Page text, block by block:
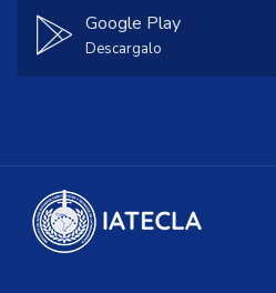
Google Play
Descargalo